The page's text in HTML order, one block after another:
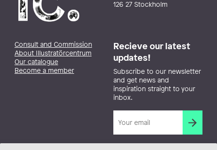
126 27 Stockholm
Consult and Commission
About Illustratörcentrum
Our catalogue
Become a member
Recieve our latest
updates!
Subscribe to our newsletter
and get news and
inspiration straight to your
inbox.